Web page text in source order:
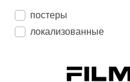
постеры
локализованные